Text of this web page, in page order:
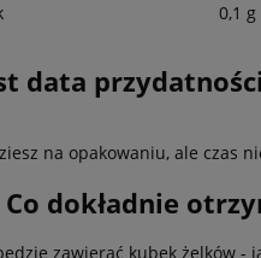
0,1 g
data
na opakowaniu, ale czas
Co dokładnie
zawierać kubek żelków -